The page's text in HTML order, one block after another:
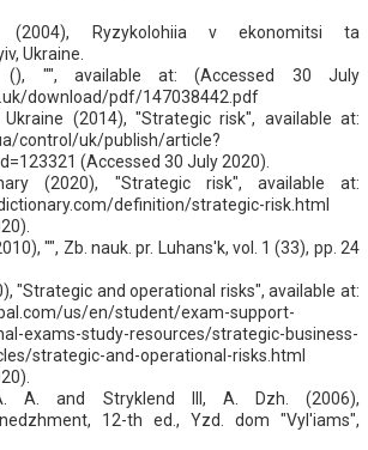
(2004), Ryzykolohiia v ekonomitsi ta
Ukraine.
"", available at: (Accessed 30 July
download/pdf/147038442.pdf
(2014), "Strategic risk", available at:
control/uk/publish/article?
(Accessed 30 July 2020).
(2020), "Strategic risk", available at:
definition/strategic-risk.html
"", Zb. nauk. pr. Luhans'k, vol. 1 (33), pp. 24
"Strategic and operational risks", available at:
us/en/student/exam-support-
exams-study-resources/strategic-business-
strategic-and-operational-risks.html
A. and Stryklend III, A. Dzh. (2006),
12-th ed., Yzd. dom "Vyl'iams",